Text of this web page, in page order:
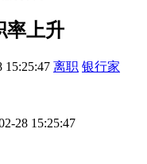
率上升
15:25:47 离职 银行家
28 15:25:47